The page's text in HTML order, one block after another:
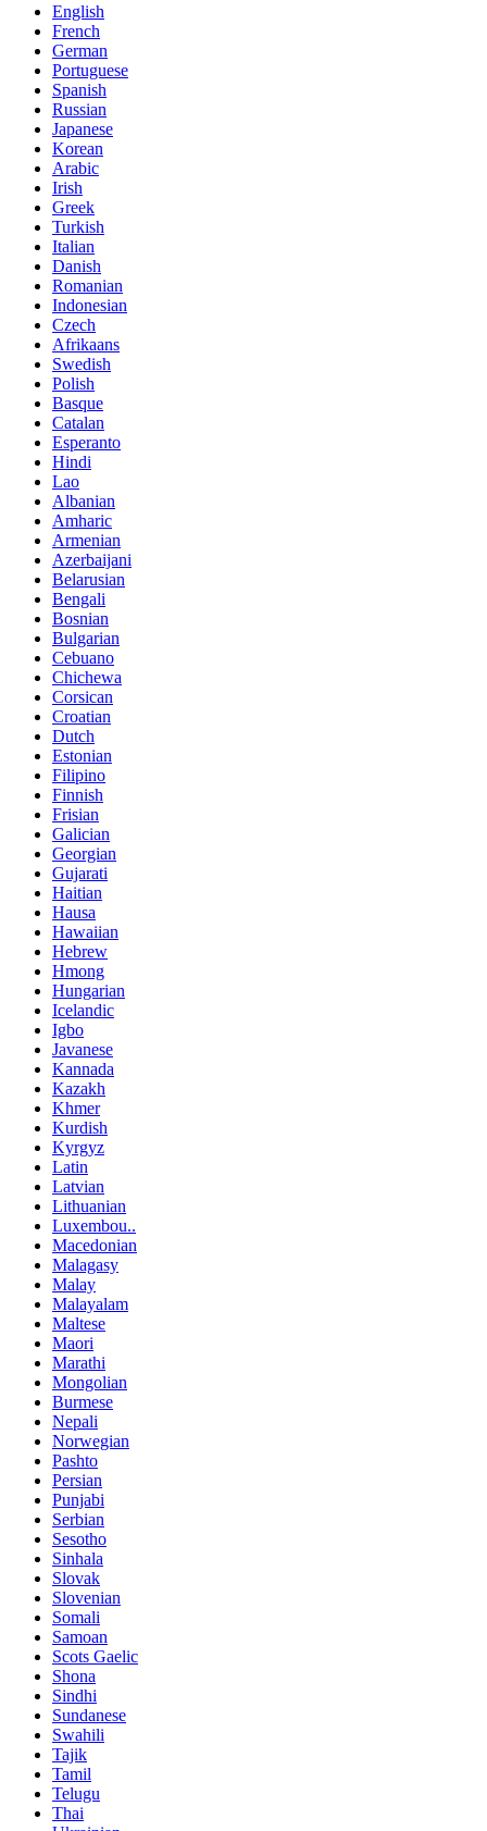
English
French
German
Portuguese
Spanish
Russian
Japanese
Korean
Arabic
Irish
Greek
Turkish
Italian
Danish
Romanian
Indonesian
Czech
Afrikaans
Swedish
Polish
Basque
Catalan
Esperanto
Hindi
Lao
Albanian
Amharic
Armenian
Azerbaijani
Belarusian
Bengali
Bosnian
Bulgarian
Cebuano
Chichewa
Corsican
Croatian
Dutch
Estonian
Filipino
Finnish
Frisian
Galician
Georgian
Gujarati
Haitian
Hausa
Hawaiian
Hebrew
Hmong
Hungarian
Icelandic
Igbo
Javanese
Kannada
Kazakh
Khmer
Kurdish
Kyrgyz
Latin
Latvian
Lithuanian
Luxembou..
Macedonian
Malagasy
Malay
Malayalam
Maltese
Maori
Marathi
Mongolian
Burmese
Nepali
Norwegian
Pashto
Persian
Punjabi
Serbian
Sesotho
Sinhala
Slovak
Slovenian
Somali
Samoan
Scots Gaelic
Shona
Sindhi
Sundanese
Swahili
Tajik
Tamil
Telugu
Thai